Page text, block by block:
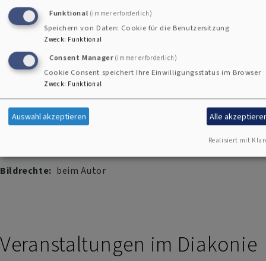
Bildrechte beim Autor
Veranstaltungen im Diakonie
Funktional (immer erforderlich)
Speichern von Daten: Cookie für die Benutzersitzung
Zweck: Funktional
Consent Manager (immer erforderlich)
Cookie Consent speichert Ihre Einwilligungsstatus im Browser
Zweck: Funktional
Auswahl akzeptieren Alle
Realisiert mit